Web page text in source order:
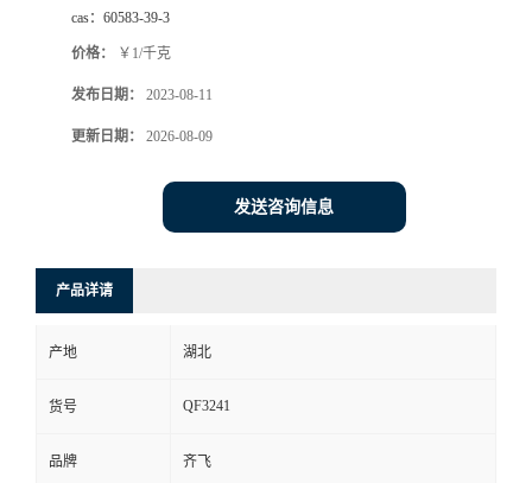
联
系
方
式
cas： 60583-39-3
价格： ￥1/千克
发布日期： 2023-08-11
更新日期： 2026-08-09
发送咨询信息
产品详请
产地 湖北
货号 QF3241
品牌 齐飞